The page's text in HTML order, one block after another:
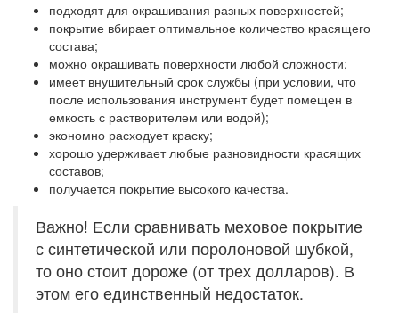
подходят для окрашивания разных поверхностей;
покрытие вбирает оптимальное количество красящего
состава;
можно окрашивать поверхности любой сложности;
имеет внушительный срок службы (при условии, что
после использования инструмент будет помещен в
емкость с растворителем или водой);
экономно расходует краску;
хорошо удерживает любые разновидности красящих
составов;
получается покрытие высокого качества.
Важно! Если сравнивать меховое покрытие
с синтетической или поролоновой шубкой,
то оно стоит дороже (от трех долларов). В
этом его единственный недостаток.